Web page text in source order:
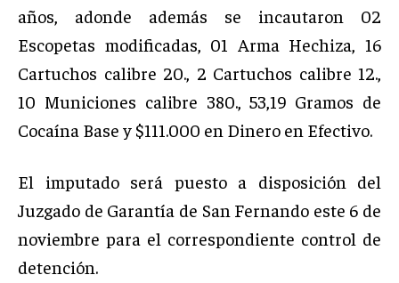
años, adonde además se incautaron 02
Escopetas modificadas, 01 Arma Hechiza, 16
Cartuchos calibre 20., 2 Cartuchos calibre 12.,
10 Municiones calibre 380., 53,19 Gramos de
Cocaína Base y $111.000 en Dinero en Efectivo.
El imputado será puesto a disposición del
Juzgado de Garantía de San Fernando este 6 de
noviembre para el correspondiente control de
detención.